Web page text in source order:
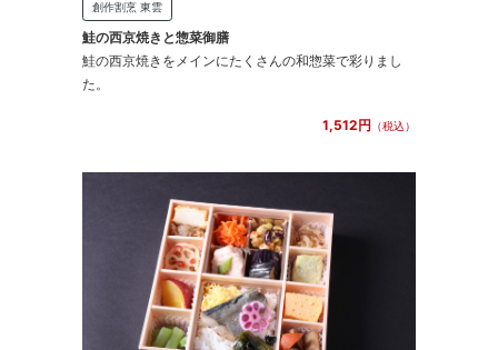
創作割烹 東雲
鮭の西京焼きと惣菜御膳
鮭の西京焼きをメインにたくさんの和惣菜で彩りまし
た。
1,512円 （税込）